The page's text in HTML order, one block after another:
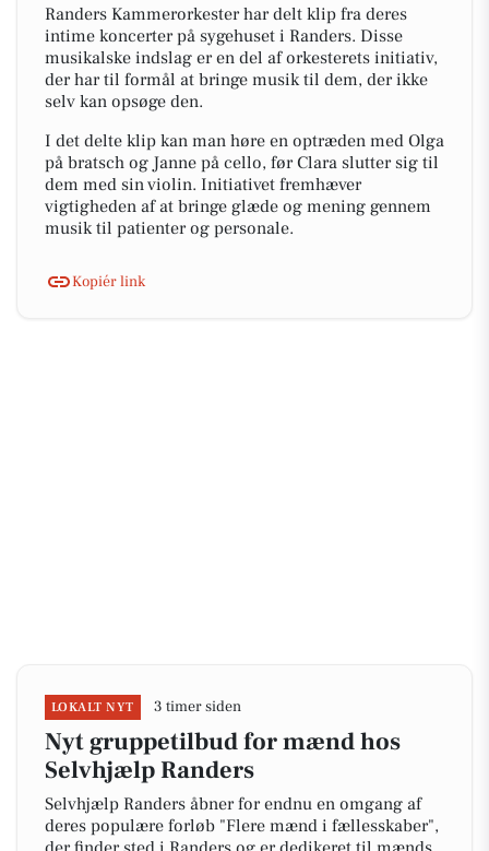
Randers Kammerorkester har delt klip fra deres
intime koncerter på sygehuset i Randers. Disse
musikalske indslag er en del af orkesterets initiativ,
der har til formål at bringe musik til dem, der ikke
selv kan opsøge den.
I det delte klip kan man høre en optræden med Olga
på bratsch og Janne på cello, før Clara slutter sig til
dem med sin violin. Initiativet fremhæver
vigtigheden af at bringe glæde og mening gennem
musik til patienter og personale.
Kopiér link
LOKALT NYT 3 timer siden
Nyt gruppetilbud for mænd hos
Selvhjælp Randers
Selvhjælp Randers åbner for endnu en omgang af
deres populære forløb "Flere mænd i fællesskaber",